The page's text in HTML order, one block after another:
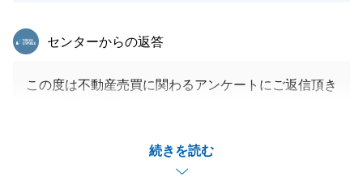
続きを読む
東急リバブル
センターからの返答
この度は不動産売買に関わるアンケートにご返信頂き
て頂きまして有難うございました。
至らない点も多かったかと思いますが、T様のお住み